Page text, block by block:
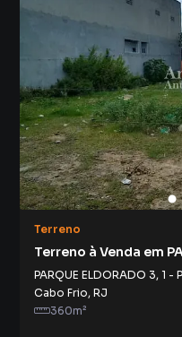
Terreno
Terreno à Venda em
PARQUE ELDORADO 3, 1 -
Cabo Frio, RJ
360m²